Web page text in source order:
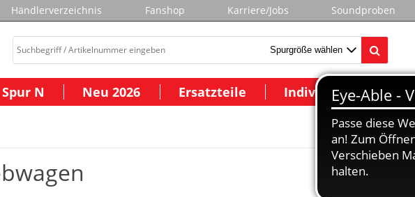
Händlerverzeichnis Fanshop Karriere/Jobs Soundproben
Spur N Neu 2026 Ersatzteile Individuelle Modelle